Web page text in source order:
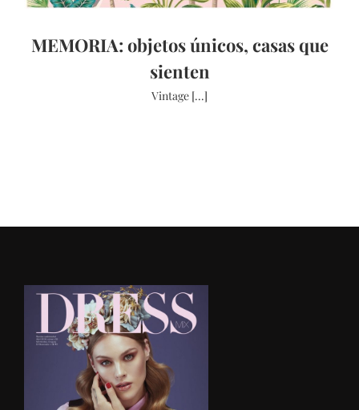
MEMORIA: objetos únicos, casas que
sienten
Vintage [...]